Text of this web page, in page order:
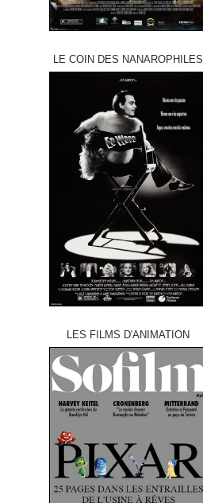
LE COIN DES NANAROPHILES
LES FILMS D'ANIMATION